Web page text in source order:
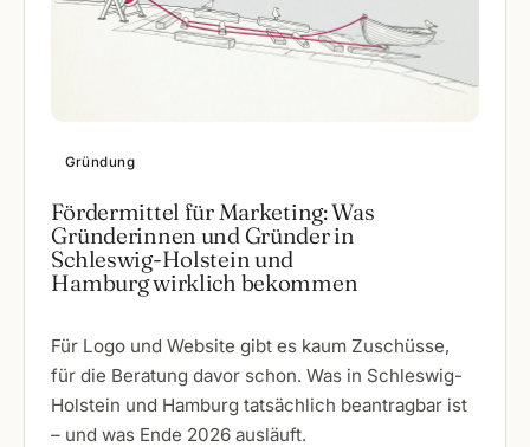
Gründung
Fördermittel für Marketing: Was
Gründerinnen und Gründer in
Schleswig-Holstein und
Hamburg wirklich bekommen
Für Logo und Website gibt es kaum Zuschüsse,
für die Beratung davor schon. Was in Schleswig-
Holstein und Hamburg tatsächlich beantragbar ist
– und was Ende 2026 ausläuft.